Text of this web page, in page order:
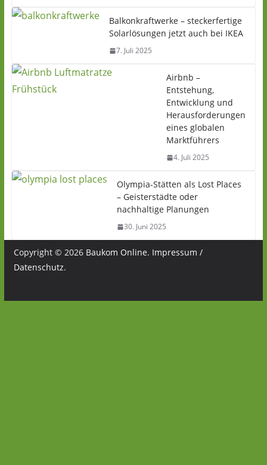
Balkonkraftwerke – steckerfertige
Solarlösungen jetzt auch bei IKEA
7. Juli 2025
Airbnb –
Entstehung,
Entwicklung und
Herausforderungen
eines globalen
Marktführers
4. Juli 2025
Olympia-Stätten als Lost Places
– Geisterstädte oder
nachhaltige Planungen
30. Juni 2025
Copyright © 2026 Baukom Online. Impressum /
Datenschutz.